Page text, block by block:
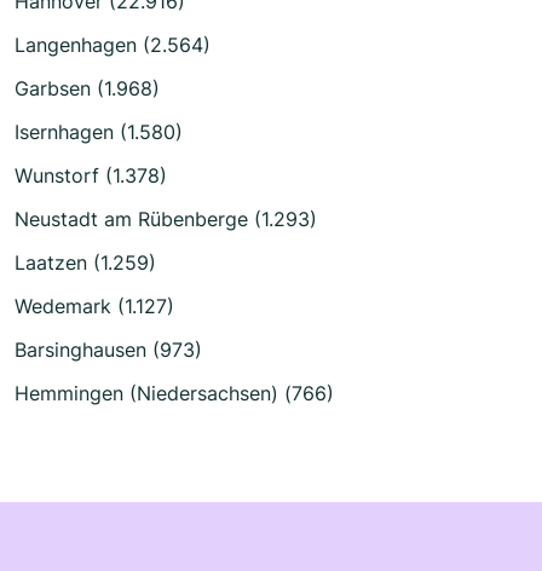
Langenhagen (2.564)
Garbsen (1.968)
Isernhagen (1.580)
Wunstorf (1.378)
Neustadt am Rübenberge (1.293)
Laatzen (1.259)
Wedemark (1.127)
Barsinghausen (973)
Hemmingen (Niedersachsen) (766)